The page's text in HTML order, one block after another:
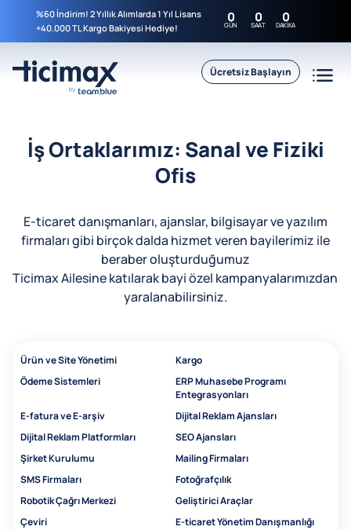
%60 İndirim! 2 Yıllık Alımlarda 1 Yıl Lisans
+40.000 TL Kargo Bakiyesi Hediye!
0
GÜN 0
SAAT 0
DAKIKA
Ücretsiz Başlayın
İş Ortaklarımız: Sanal ve Fiziki
Ofis
E-ticaret danışmanları, ajanslar, bilgisayar ve yazılım
firmaları gibi birçok dalda hizmet veren bayilerimiz ile
beraber oluşturduğumuz
Ticimax Ailesine katılarak bayi özel kampanyalarımızdan
yaralanabilirsiniz.
Ürün ve Site Yönetimi
Kargo
Ödeme Sistemleri
ERP Muhasebe Programı
Entegrasyonları
E-fatura ve E-arşiv
Dijital Reklam Ajansları
Dijital Reklam Platformları
SEO Ajansları
Şirket Kurulumu
Mailing Firmaları
SMS Firmaları
Fotoğrafçılık
Robotik Çağrı Merkezi
Geliştirici Araçlar
Çeviri
E-ticaret Yönetim Danışmanlığı